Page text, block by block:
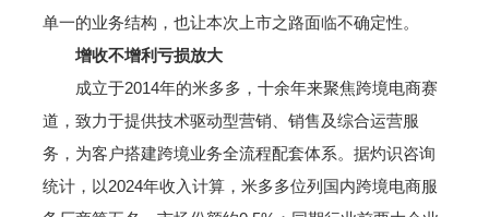
单一的业务结构，也让本次上市之路面临不确定性。
增收不增利亏损放大
成立于2014年的米多多，十余年来聚焦跨境电商赛
道，致力于提供技术驱动型营销、销售及综合运营服
务，为客户搭建跨境业务全流程配套体系。据灼识咨询
统计，以2024年收入计算，米多多位列国内跨境电商服